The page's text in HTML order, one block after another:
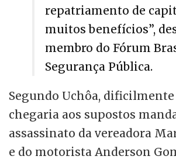
repatriamento de
muitos benefícios”,
membro do Fórum
Segurança Pública.
Segundo Uchôa,
chegaria aos supostos
assassinato da vereadora
e do motorista Anderson